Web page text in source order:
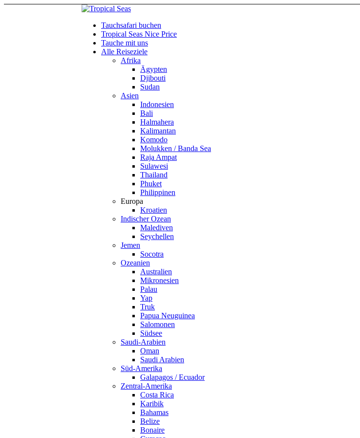
Tauchsafari buchen
Tropical Seas Nice Price
Tauche mit uns
Alle Reiseziele
Afrika
Ägypten
Djibouti
Sudan
Asien
Indonesien
Bali
Halmahera
Kalimantan
Komodo
Molukken / Banda Sea
Raja Ampat
Sulawesi
Thailand
Phuket
Philippinen
Europa
Kroatien
Indischer Ozean
Malediven
Seychellen
Jemen
Socotra
Ozeanien
Australien
Mikronesien
Palau
Yap
Truk
Papua Neuguinea
Salomonen
Südsee
Saudi-Arabien
Oman
Saudi Arabien
Süd-Amerika
Galapagos / Ecuador
Zentral-Amerika
Costa Rica
Karibik
Bahamas
Belize
Bonaire